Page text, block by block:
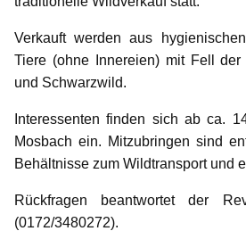
Verkauft werden aus
Tiere (ohne Innereien) mit Fell
und Schwarzwild.
Interessenten finden sich ab ca.
Mosbach ein. Mitzubringen sind
Behältnisse zum Wildtransport und
Rückfragen beantwortet der
(0172/3480272).